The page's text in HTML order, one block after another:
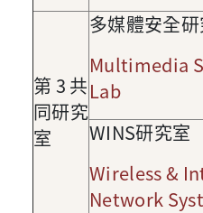
第 3 共
同研究
室
多媒體安全
Multimedia
Lab
WINS研究室
Wireless &
Network